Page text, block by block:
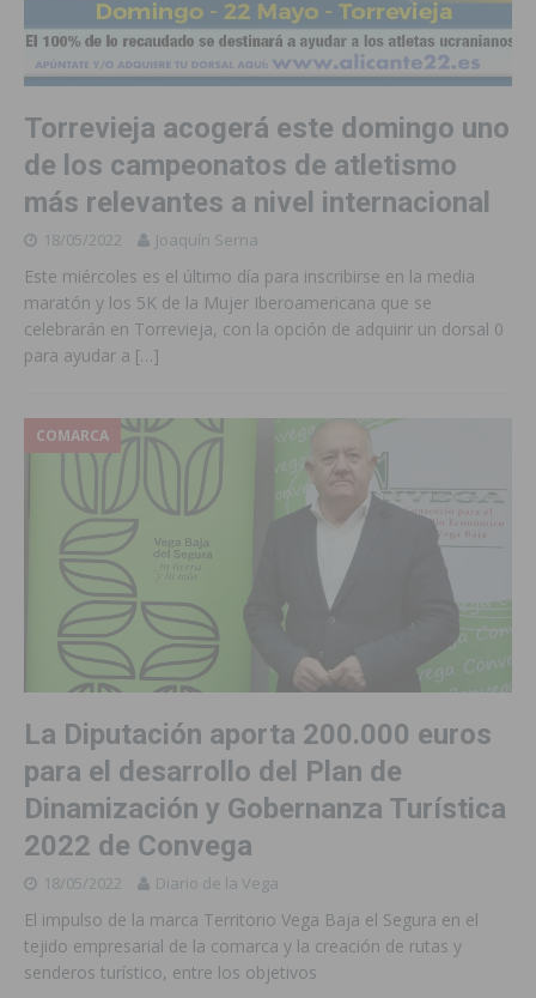
Torrevieja acogerá este domingo uno
de los campeonatos de atletismo
más relevantes a nivel internacional
18/05/2022 Joaquín Serna
Este miércoles es el último día para inscribirse en la media
maratón y los 5K de la Mujer Iberoamericana que se
celebrarán en Torrevieja, con la opción de adquirir un dorsal 0
para ayudar a […]
COMARCA
La Diputación aporta 200.000 euros
para el desarrollo del Plan de
Dinamización y Gobernanza Turística
2022 de Convega
18/05/2022 Diario de la Vega
El impulso de la marca Territorio Vega Baja el Segura en el
tejido empresarial de la comarca y la creación de rutas y
senderos turístico, entre los objetivos